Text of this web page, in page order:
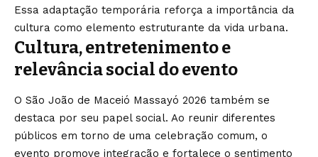
Essa adaptação temporária reforça a importância da
cultura como elemento estruturante da vida urbana.
Cultura, entretenimento e
relevância social do evento
O São João de Maceió Massayó 2026 também se
destaca por seu papel social. Ao reunir diferentes
públicos em torno de uma celebração comum, o
evento promove integração e fortalece o sentimento